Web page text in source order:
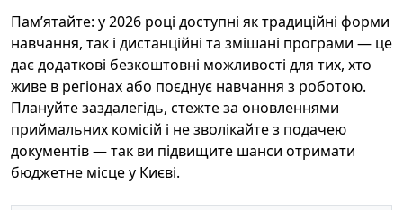
Пам’ятайте: у 2026 році доступні як традиційні форми
навчання, так і дистанційні та змішані програми — це
дає додаткові безкоштовні можливості для тих, хто
живе в регіонах або поєднує навчання з роботою.
Плануйте заздалегідь, стежте за оновленнями
приймальних комісій і не зволікайте з подачею
документів — так ви підвищите шанси отримати
бюджетне місце у Києві.